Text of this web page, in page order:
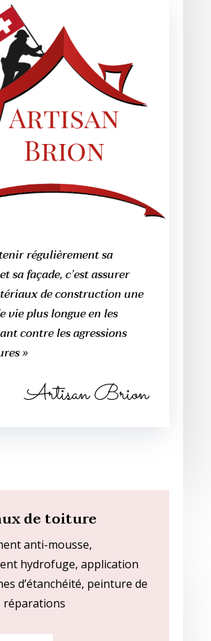
régulièrement sa
sa façade, c’est assurer
de construction une
vie plus longue en les
contre les agressions
»
Artisan Brion
de toiture
anti-mousse,
hydrofuge, application
d’étanchéité, peinture de